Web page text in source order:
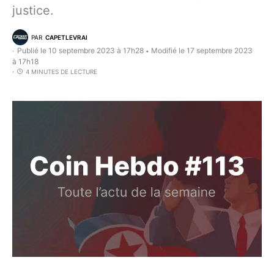
justice.
PAR CAPETLEVRAI
Publié le 10 septembre 2023 à 17h28 • Modifié le 17 septembre 2023
à 17h18
4 MINUTES DE LECTURE